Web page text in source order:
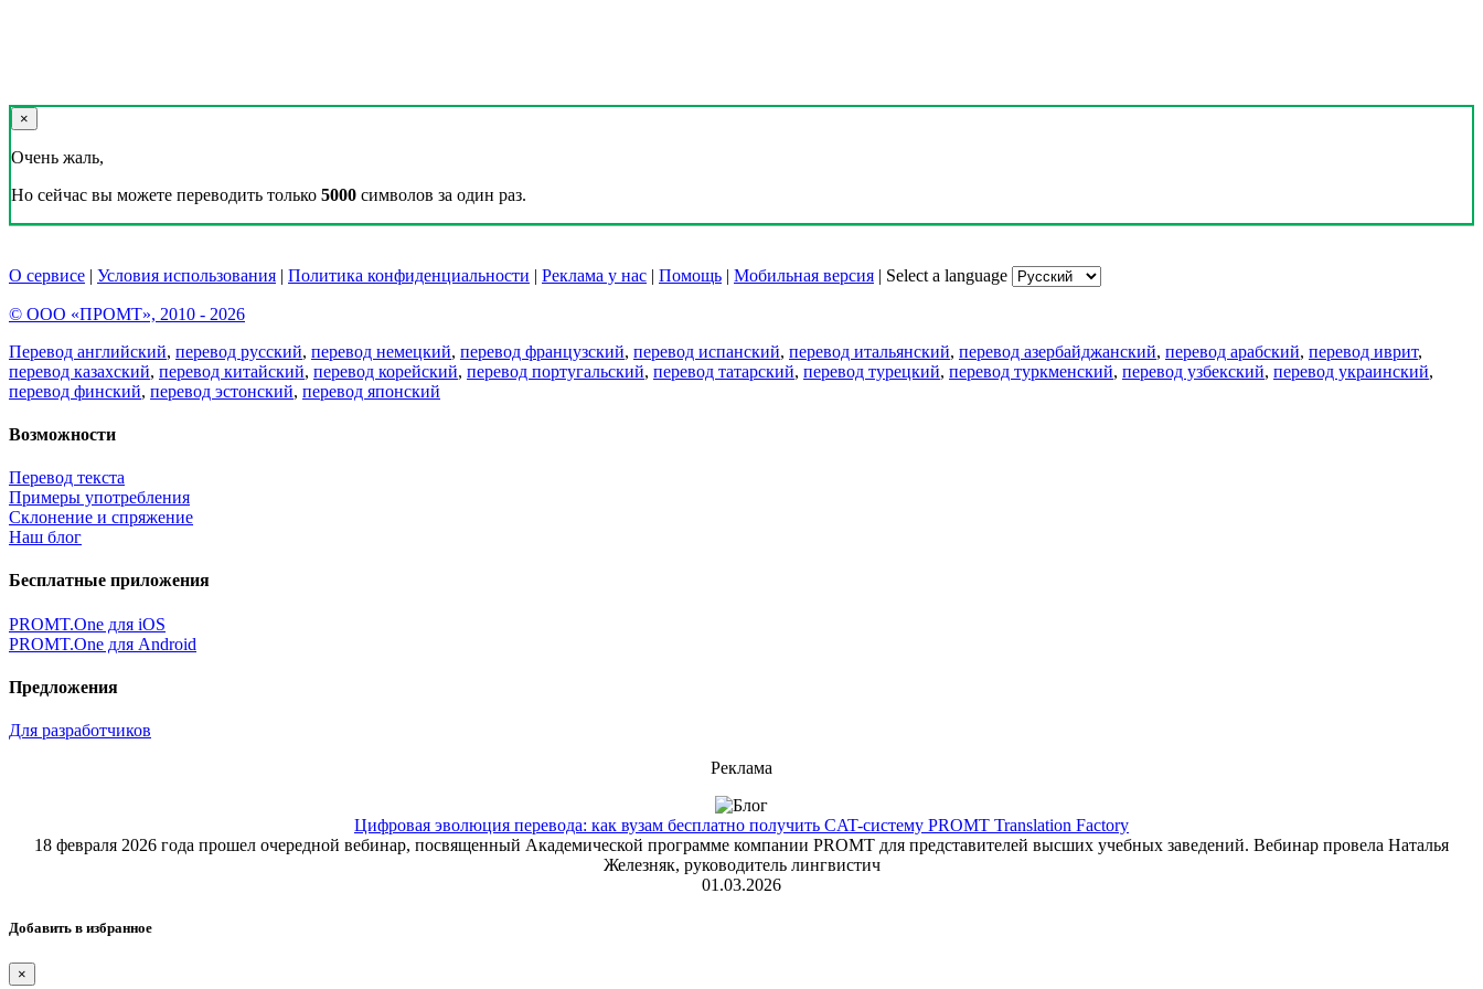
×
Очень жаль,
Но сейчас вы можете переводить только 5000 символов за один раз.
О сервисе | Условия использования | Политика конфиденциальности | Реклама у нас | Помощь | Мобильная версия | Select a language
© ООО «ПРОМТ», 2010 - 2026
Перевод английский, перевод русский, перевод немецкий, перевод французский, перевод испанский, перевод итальянский, перевод азербайджанский, перевод арабский, перевод иврит,
перевод казахский, перевод китайский, перевод корейский, перевод португальский, перевод татарский, перевод турецкий, перевод туркменский, перевод узбекский, перевод украинский,
перевод финский, перевод эстонский, перевод японский
Возможности
Перевод текста
Примеры употребления
Склонение и спряжение
Наш блог
Бесплатные приложения
PROMT.One для iOS
PROMT.One для Android
Предложения
Для разработчиков
Реклама
Цифровая эволюция перевода: как вузам бесплатно получить CAT-систему PROMT Translation Factory
18 февраля 2026 года прошел очередной вебинар, посвященный Академической программе компании PROMT для представителей высших учебных заведений. Вебинар провела Наталья
Железняк, руководитель лингвистич
01.03.2026
Добавить в избранное
×